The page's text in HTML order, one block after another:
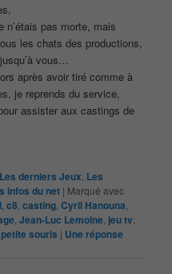
n’étais pas morte, mais
les chats des productions,
vous…
après avoir tiré comme à
je reprends du service,
assister aux castings de
Les derniers Jeux Les
infos du net | Marqué avec
,c8 ,casting ,Cyril Hanouna
,Jean-Luc Lemoine jeu tv
souris | Une réponse